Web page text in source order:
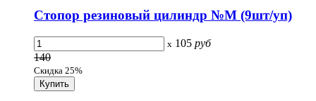
Стопор резиновый цилиндр №M (9шт/уп)
x 105 руб
140
Скидка 25%